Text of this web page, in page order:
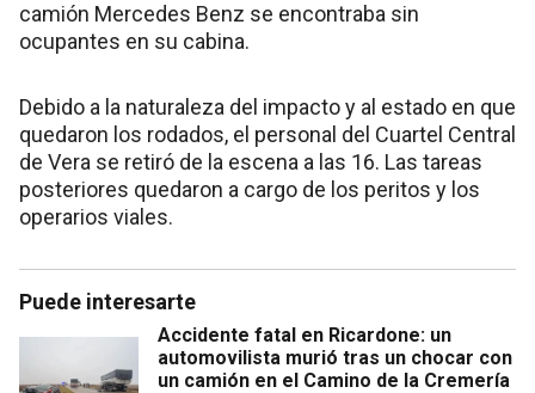
camión Mercedes Benz se encontraba sin
ocupantes en su cabina.
Debido a la naturaleza del impacto y al estado en que
quedaron los rodados, el personal del Cuartel Central
de Vera se retiró de la escena a las 16. Las tareas
posteriores quedaron a cargo de los peritos y los
operarios viales.
Puede interesarte
Accidente fatal en Ricardone: un
automovilista murió tras un chocar con
un camión en el Camino de la Cremería